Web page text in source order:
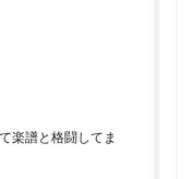
楽譜と格闘してま